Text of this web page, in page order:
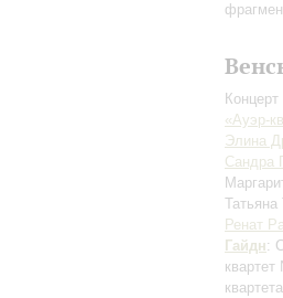
«Ауэр-
Элина
Сандра
Ренат
Гайдн: